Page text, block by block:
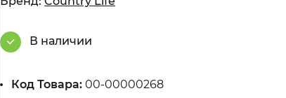
В наличии
Код Товара: 00-00000268